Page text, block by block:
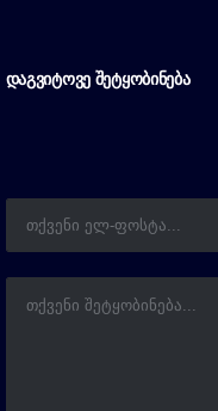
ᲓᲐᲒᲕᲘᲢᲝᲕᲔ ᲨᲔᲢᲧᲝᲑᲘᲜᲔᲑᲐ